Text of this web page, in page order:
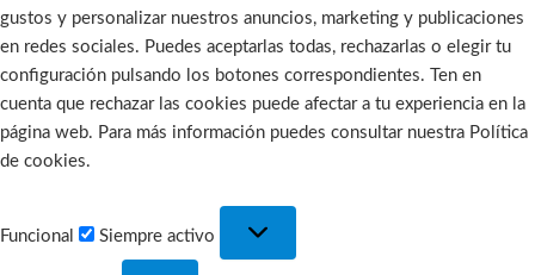
gustos y personalizar nuestros anuncios, marketing y publicaciones
en redes sociales. Puedes aceptarlas todas, rechazarlas o elegir tu
configuración pulsando los botones correspondientes. Ten en
cuenta que rechazar las cookies puede afectar a tu experiencia en la
página web. Para más información puedes consultar nuestra Política
de cookies.
Funcional Siempre activo